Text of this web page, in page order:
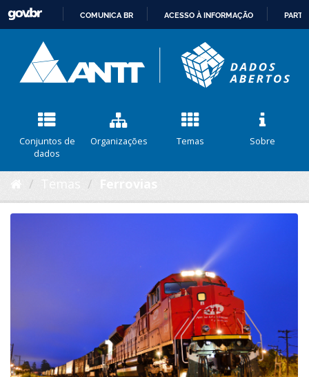
CONTEÚDO
COMUNICA BR ACESSO À INFORMAÇÃO
Conjuntos de
dados
Organizações Temas Sobre